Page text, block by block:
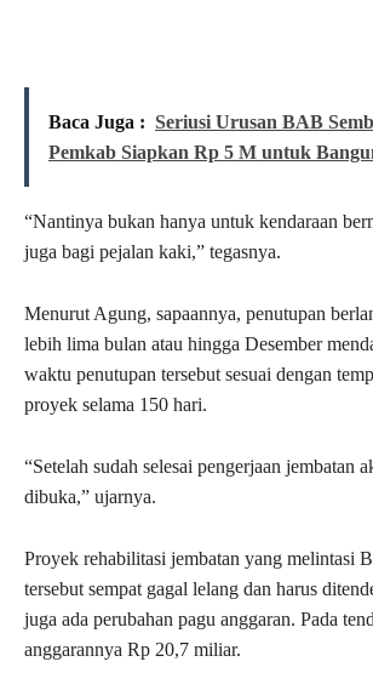
Baca Juga : Seriusi Urusan BAB
Pemkab Siapkan Rp 5 M untuk
“Nantinya bukan hanya untuk kendaraan
juga bagi pejalan kaki,” tegasnya.
Menurut Agung, sapaannya, penutupan
lebih lima bulan atau hingga Desember
waktu penutupan tersebut sesuai dengan
proyek selama 150 hari.
“Setelah sudah selesai pengerjaan jembatan
dibuka,” ujarnya.
Proyek rehabilitasi jembatan yang melintasi
tersebut sempat gagal lelang dan harus
juga ada perubahan pagu anggaran. Pada
anggarannya Rp 20,7 miliar.